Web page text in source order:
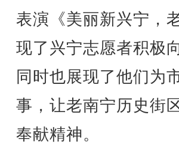
表演《美丽新兴宁，
现了兴宁志愿者积极
同时也展现了他们为
事，让老南宁历史街
奉献精神。